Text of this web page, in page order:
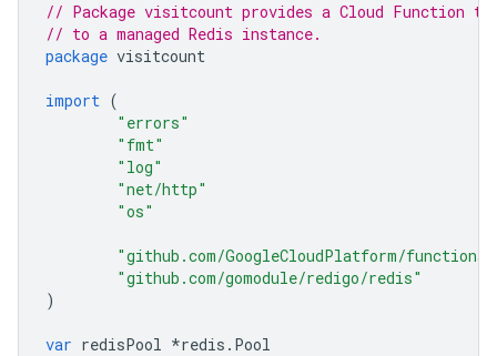
// Package visitcount provides a Cloud Function
// to a managed Redis instance.
package visitcount
import (
"errors"
"fmt"
"log"
"net/http"
"os"
"github.com/GoogleCloudPlatform/
"github.com/gomodule/redigo/redis"
)
var redisPool *redis . Pool